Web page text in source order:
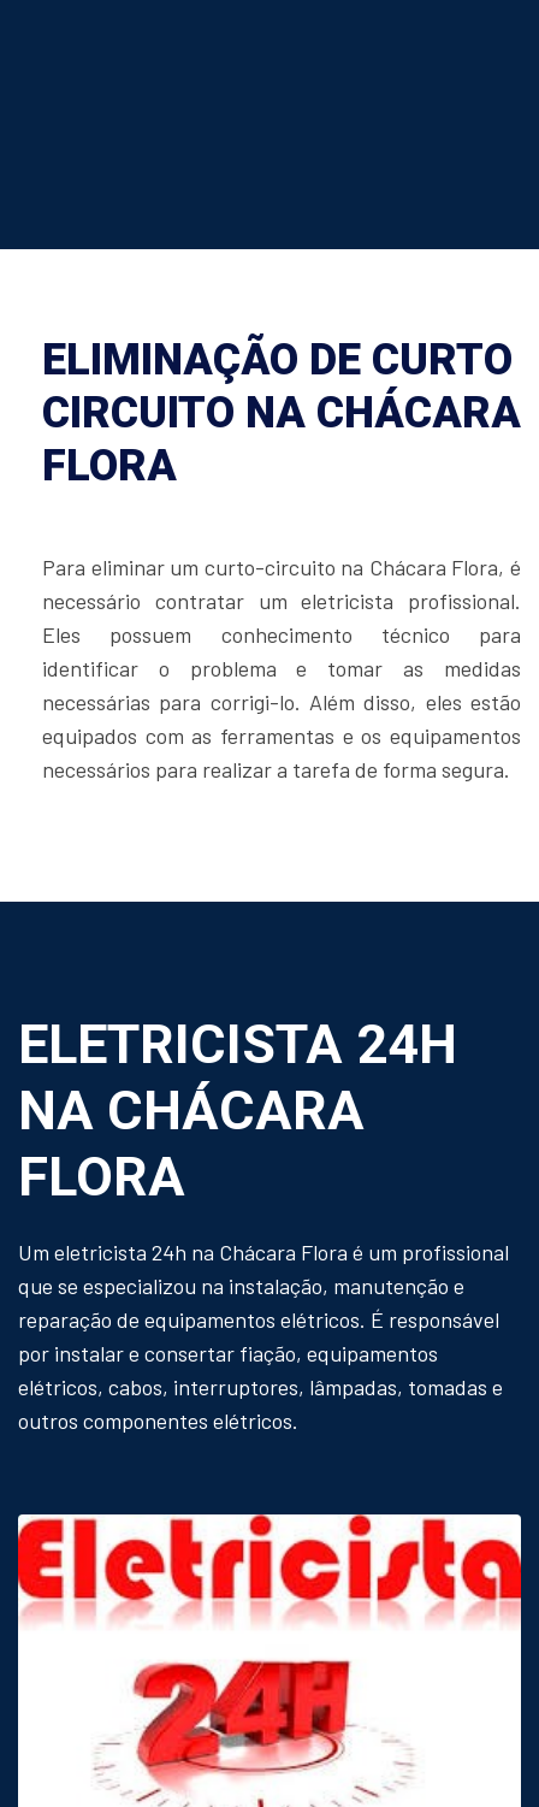
ELIMINAÇÃO DE CURTO
CIRCUITO NA CHÁCARA
FLORA
Para eliminar um curto-circuito na Chácara Flora, é
necessário contratar um eletricista profissional.
Eles possuem conhecimento técnico para
identificar o problema e tomar as medidas
necessárias para corrigi-lo. Além disso, eles estão
equipados com as ferramentas e os equipamentos
necessários para realizar a tarefa de forma segura.
ELETRICISTA 24H
NA CHÁCARA
FLORA
Um eletricista 24h na Chácara Flora é um profissional
que se especializou na instalação, manutenção e
reparação de equipamentos elétricos. É responsável
por instalar e consertar fiação, equipamentos
elétricos, cabos, interruptores, lâmpadas, tomadas e
outros componentes elétricos.